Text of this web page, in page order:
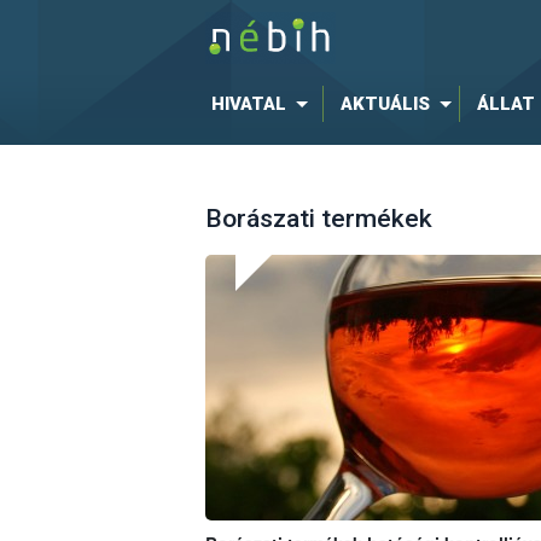
HIVATAL AKTUÁLIS ÁLLAT
Borászati termékek